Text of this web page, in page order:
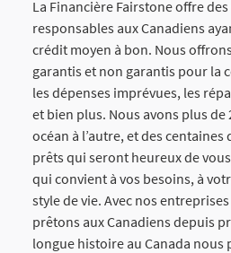
La Financière Fairstone offre
responsables aux Canadiens
crédit moyen à bon. Nous
garantis et non garantis pour la
les dépenses imprévues, les
et bien plus. Nous avons plus de
océan à l’autre, et des centaines
prêts qui seront heureux de
qui convient à vos besoins, à
style de vie. Avec nos
prêtons aux Canadiens depuis
longue histoire au Canada